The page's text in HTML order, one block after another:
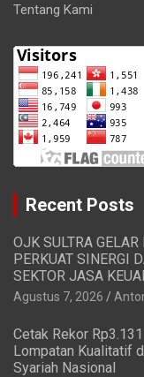
Tentang Kami
Recent Posts
OJK SULTRA
PERKUAT SINERGI
SEKTOR JASA
Agustus 7, 2026
Cetak Rekor
Lompatan Kualitatif
Syariah Nasional